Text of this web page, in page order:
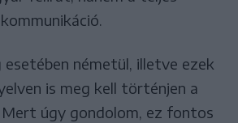
esetében németül, illetve ezek
is meg kell történjen a
Mert úgy gondolom, ez fontos